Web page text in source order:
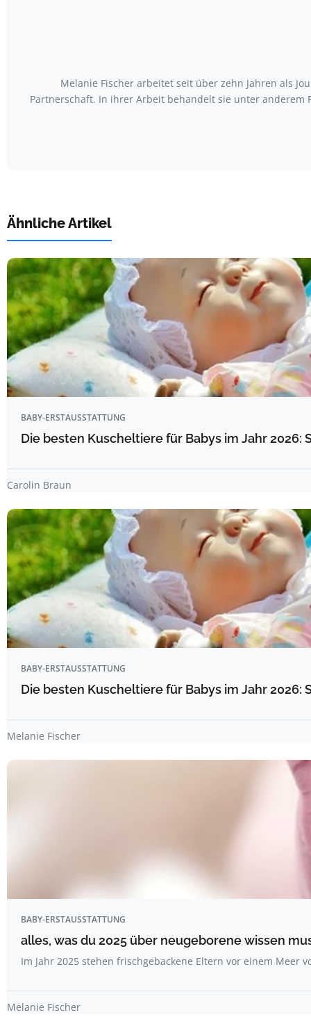
Melanie Fischer arbeitet seit über zehn Jahren als
Partnerschaft. In ihrer Arbeit behandelt sie unter
Ähnliche Artikel
BABY-ERSTAUSSTATTUNG
Die besten Kuscheltiere für Babys im Jahr 2026:
Carolin Braun
BABY-ERSTAUSSTATTUNG
Die besten Kuscheltiere für Babys im Jahr 2026:
Melanie Fischer
BABY-ERSTAUSSTATTUNG
alles, was du 2025 über neugeborene wissen
Im Jahr 2025 stehen frischgebackene Eltern vor einem Meer
Melanie Fischer